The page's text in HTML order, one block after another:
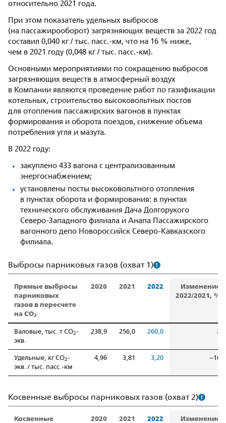
относительно 2021 года.
При этом показатель удельных выбросов
(на пассажирооборот) загрязняющих веществ за 2022 год
составил 0,040 кг / тыс. пасс.-км, что на 16 % ниже,
чем в 2021 году (0,048 кг / тыс. пасс.-км).
Основными мероприятиями по сокращению выбросов
загрязняющих веществ в атмосферный воздух
в Компании являются проведение работ по газификации
котельных, строительство высоковольтных постов
для отопления пассажирских вагонов в пунктах
формирования и оборота поездов, снижение объема
потребления угля и мазута.
В 2022 году:
закуплено 433 вагона с централизованным
энергоснабжением;
установлены посты высоковольтного отопления
в пунктах оборота и формирования: в пунктах
технического обслуживания Дача Долгорукого
Северо-Западного филиала и Анапа Пассажирского
вагонного депо Новороссийск Северо-Кавказского
филиала.
Выбросы парниковых газов (охват 1)
Прямые выбросы
парниковых
газов в пересчете
на СО2
2020 2021 2022
Изменение
2022/2021, %
Валовые, тыс. т СО2 -
экв.
238,9 256,0 260,0 2
Удельные, кг СО2 -
экв. / тыс. пасс.-км
4,96 3,81 3,20 –16
Косвенные выбросы парниковых газов (охват 2)
Косвенные
2020 2021 2022
Изменение